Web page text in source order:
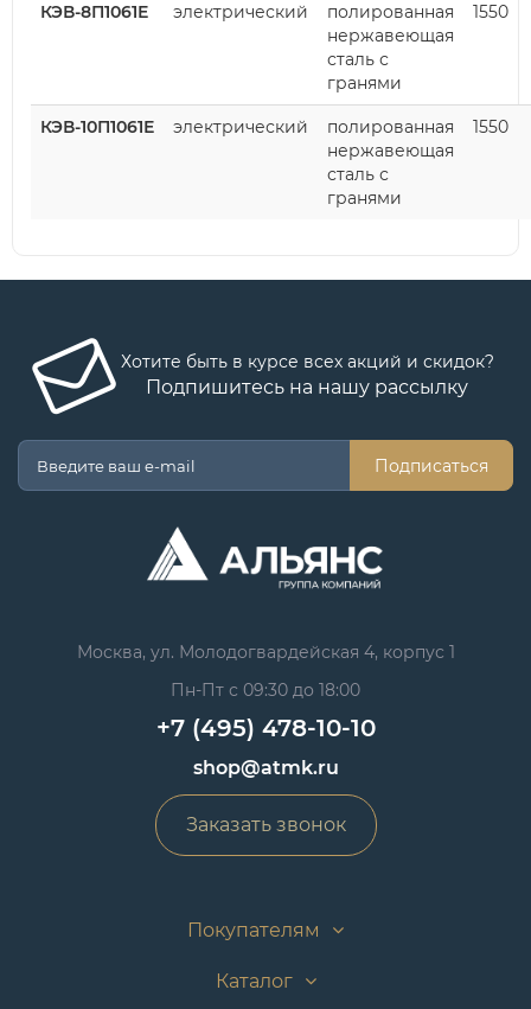
КЭВ-8П1061Е электрический
полированная
нержавеющая
сталь с
гранями
1550
КЭВ-10П1061Е электрический
полированная
нержавеющая
сталь с
гранями
1550
Хотите быть в курсе всех акций и скидок?
Подпишитесь на нашу рассылку
Подписаться
Москва, ул. Молодогвардейская 4, корпус 1
Пн-Пт с 09:30 до 18:00
+7 (495) 478-10-10
shop@atmk.ru
Заказать звонок
Покупателям
Каталог